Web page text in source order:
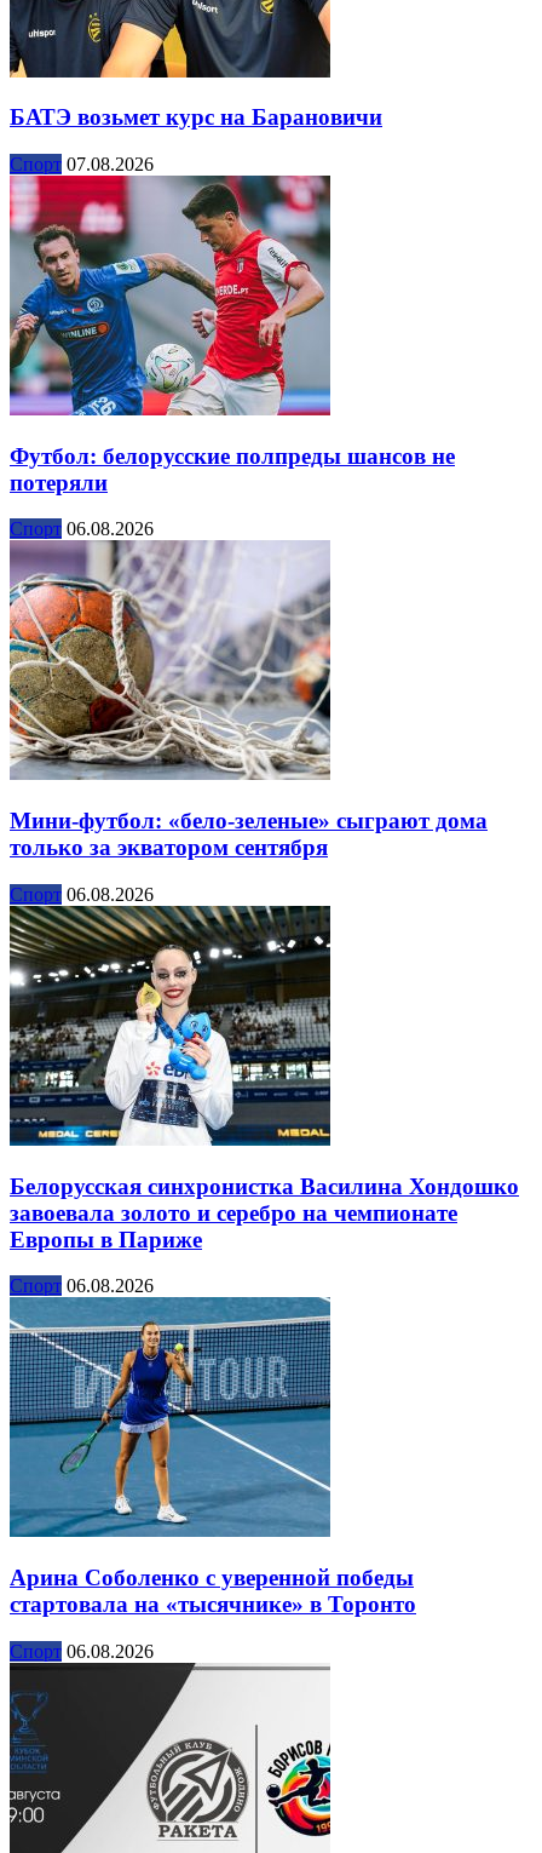
БАТЭ возьмет курс на Барановичи
Спорт 07.08.2026
Футбол: белорусские полпреды шансов не
потеряли
Спорт 06.08.2026
Мини-футбол: «бело-зеленые» сыграют дома
только за экватором сентября
Спорт 06.08.2026
Белорусская синхронистка Василина Хондошко
завоевала золото и серебро на чемпионате
Европы в Париже
Спорт 06.08.2026
Арина Соболенко с уверенной победы
стартовала на «тысячнике» в Торонто
Спорт 06.08.2026